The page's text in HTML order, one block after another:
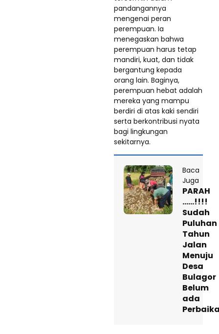
pandangannya
mengenai peran
perempuan. Ia
menegaskan bahwa
perempuan harus tetap
mandiri, kuat, dan tidak
bergantung kepada
orang lain. Baginya,
perempuan hebat adalah
mereka yang mampu
berdiri di atas kaki sendiri
serta berkontribusi nyata
bagi lingkungan
sekitarnya.
Baca
Juga
PARAH
……!!!!
Sudah
Puluhan
Tahun
Jalan
Menuju
Desa
Bulagor
Belum
ada